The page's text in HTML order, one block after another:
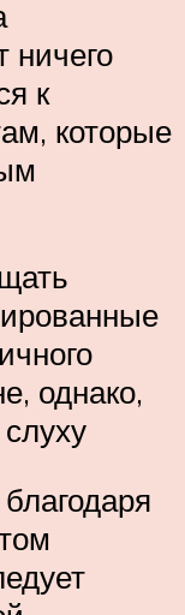
ничего
к
которые
однако,